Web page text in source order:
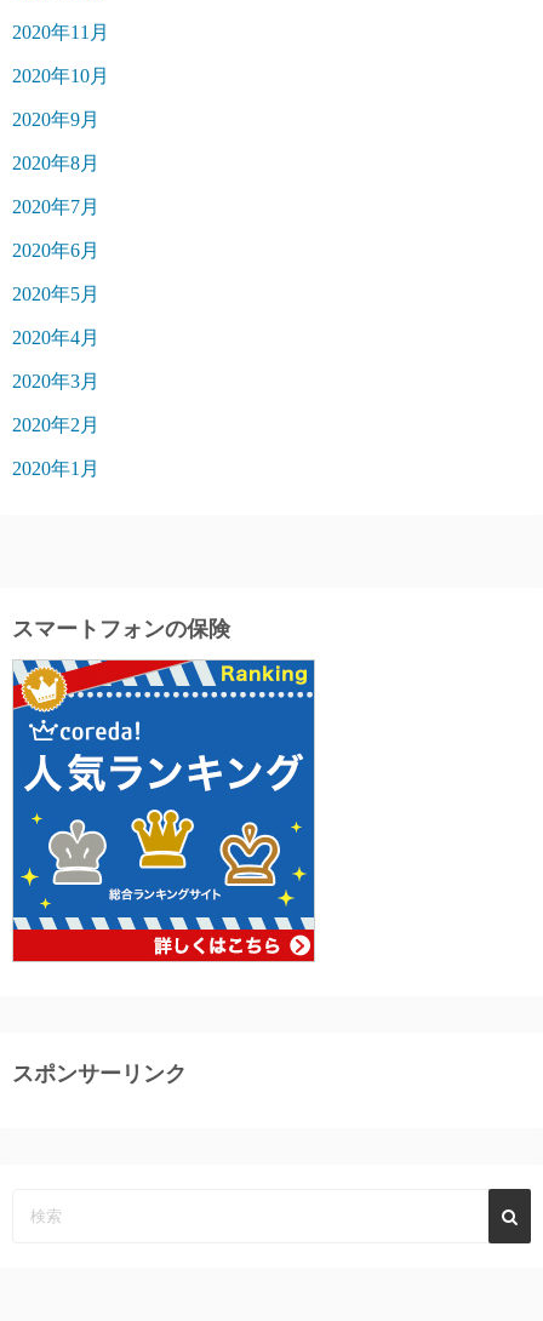
2020年11月
2020年10月
2020年9月
2020年8月
2020年7月
2020年6月
2020年5月
2020年4月
2020年3月
2020年2月
2020年1月
スマートフォンの保険
スポンサーリンク